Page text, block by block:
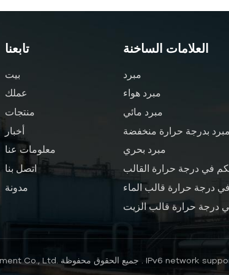
تابعنا
بيت
عملك
منتجات
أخبار
معلومات عنا
اتصل بنا
مدونة
العلامات الساخنة
مبرد
مبرد هواء
مبرد مائي
مبرد بدرجة حرارة منخفضة
مبرد بحري
في درجة حرارة القالب
درجة حرارة قالب الماء
درجة حرارة قالب الزيت
IPv6 network